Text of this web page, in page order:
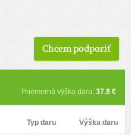
Chcem podporiť
Priemerná výška daru: 37.8 €
Typ daru Výška daru